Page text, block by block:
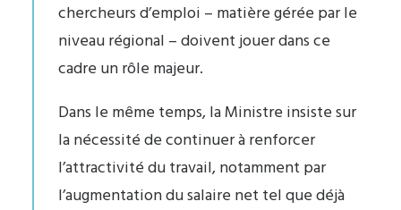
chercheurs d’emploi – matière gérée par le
niveau régional – doivent jouer dans ce
cadre un rôle majeur.
Dans le même temps, la Ministre insiste sur
la nécessité de continuer à renforcer
l’attractivité du travail, notamment par
l’augmentation du salaire net tel que déjà